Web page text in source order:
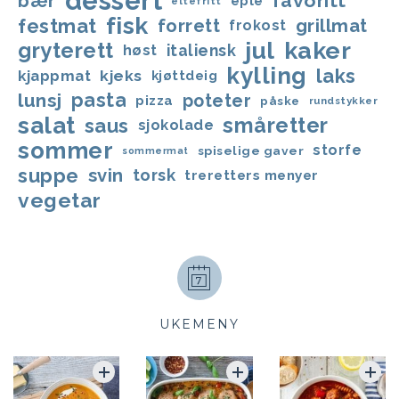
festmat fisk forrett frokost grillmat
gryterett høst italiensk jul kaker
kjappmat kjeks kjøttdeig kylling laks
lunsj pasta pizza poteter påske rundstykker
salat saus sjokolade småretter
sommer sommermat spiselige gaver storfe
suppe svin torsk treretters menyer
vegetar
UKEMENY